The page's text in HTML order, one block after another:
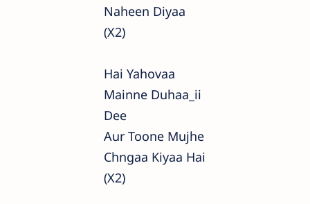
Naheen Diyaa
(x2)
Hai Yahovaa
Mainne Duhaa_ii
Dee
Aur Toone Mujhe
Chngaa Kiyaa Hai
(x2)